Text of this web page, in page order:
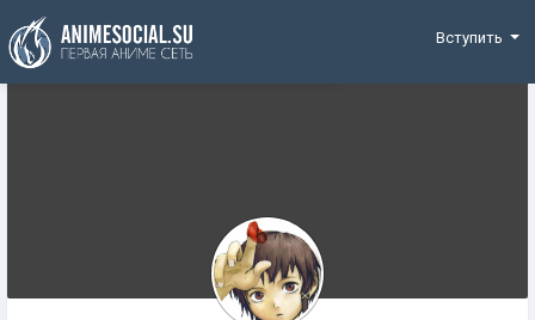
Funding
Вступить